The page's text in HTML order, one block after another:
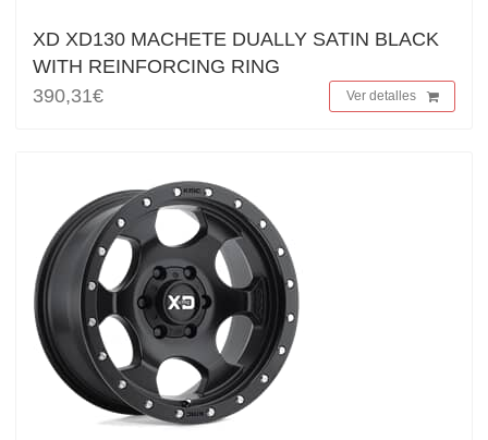
XD XD130 MACHETE DUALLY SATIN BLACK
WITH REINFORCING RING
390,31€
Ver detalles